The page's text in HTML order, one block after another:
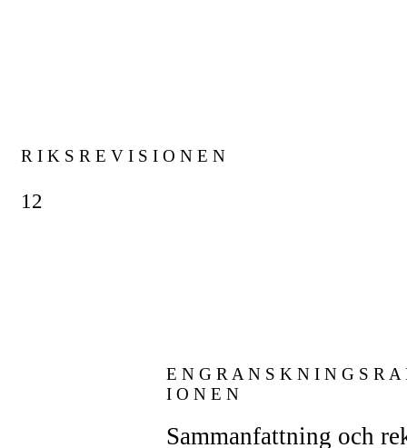
R I K S R E V I S I O N E N
12
E N G R A N S K N I N G S R
I O N E N
Sammanfattning och